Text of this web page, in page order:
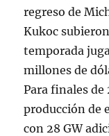
regreso de
Kukoc
temporada
millones de
Para finales
producción de
con 28 GW